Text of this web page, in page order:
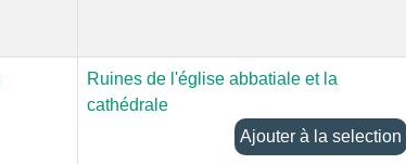
Ruines de l'église abbatiale et la
cathédrale
Ajouter à la selection